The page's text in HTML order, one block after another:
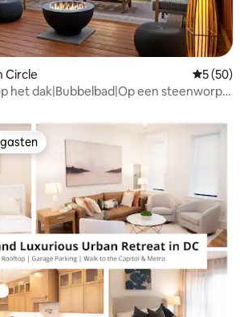
Circle
5 (50)
het dak|Bubbelbad|Op een steenworp
gasten